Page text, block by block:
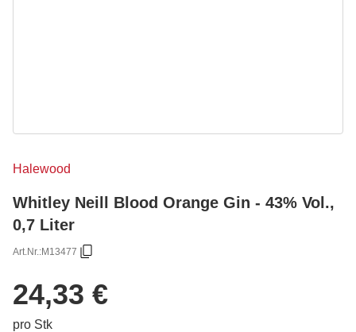
Halewood
Whitley Neill Blood Orange Gin - 43% Vol.,
0,7 Liter
Art.Nr.:M13477
24,33 €
pro Stk